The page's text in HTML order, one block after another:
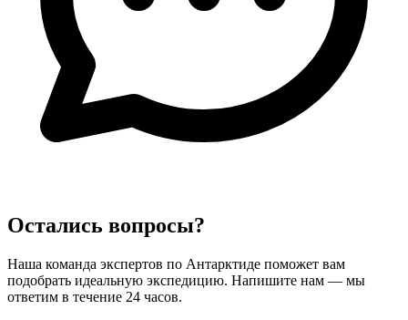
Остались вопросы?
Наша команда экспертов по Антарктиде поможет вам
подобрать идеальную экспедицию. Напишите нам — мы
ответим в течение 24 часов.